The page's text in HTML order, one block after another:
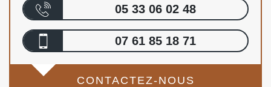
05 33 06 02 48
07 61 85 18 71
CONTACTEZ-NOUS